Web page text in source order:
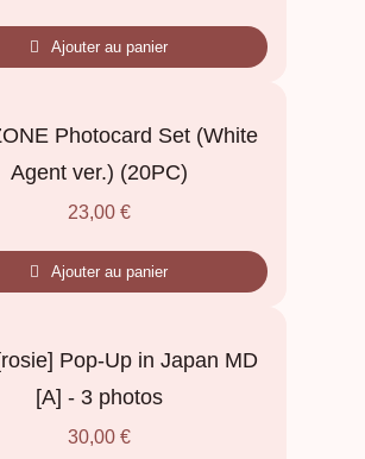
Ajouter au panier
Photocard Set (White
Agent ver.) (20PC)
23,00 €
Ajouter au panier
Pop-Up in Japan MD
[A] - 3 photos
30,00 €